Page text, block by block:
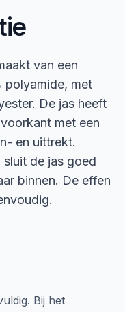
van een
polyamide, met
De jas heeft
met een
en uittrekt.
de jas goed
binnen. De effen
Bij het